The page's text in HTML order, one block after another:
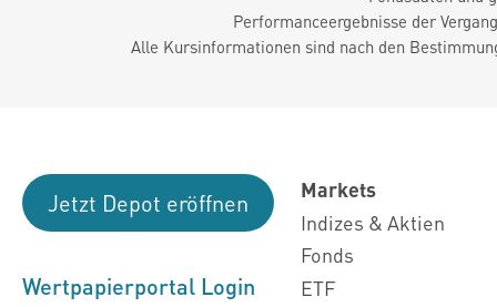
Performanceergebnisse der
Alle Kursinformationen sind nach den
Jetzt Depot eröffnen
Wertpapierportal Login
Markets
Indizes & Aktien
Fonds
ETF